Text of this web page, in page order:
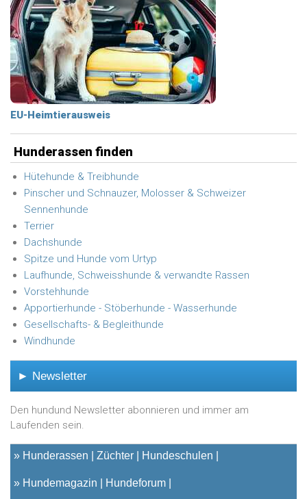
EU-Heimtierausweis
Hunderassen finden
Hütehunde & Treibhunde
Pinscher und Schnauzer, Molosser & Schweizer
Sennenhunde
Terrier
Dachshunde
Spitze und Hunde vom Urtyp
Laufhunde, Schweisshunde & verwandte Rassen
Vorstehhunde
Apportierhunde - Stöberhunde - Wasserhunde
Gesellschafts- & Begleithunde
Windhunde
► Newsletter
Den hundund Newsletter abonnieren und immer am
Laufenden sein.
» Hunderassen Züchter Hundeschulen
» Hundemagazin Hundeforum